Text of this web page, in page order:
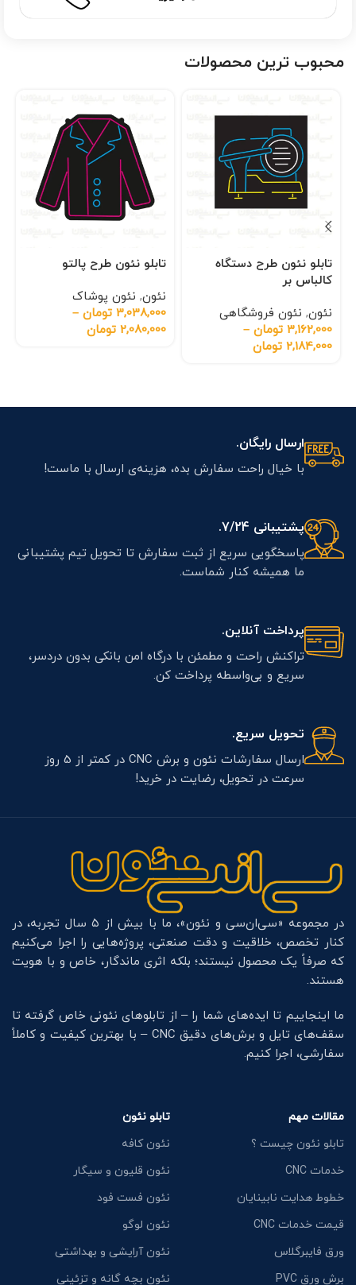
محبوب ترین محصولات
تابلو نئون طرح دستگاه
کالباس بر
نئون, نئون فروشگاهی
3,162,000 تومان –
2,184,000 تومان
تابلو نئون طرح پالتو
نئون, نئون پوشاک
3,038,000 تومان –
2,080,000 تومان
ارسال رایگان.
با خیال راحت سفارش بده، هزینه‌ی ارسال با ماست!
پشتیبانی 7/24.
پاسخگویی سریع از ثبت سفارش تا تحویل تیم پشتیبانی
ما همیشه کنار شماست.
پرداخت آنلاین.
تراکنش راحت و مطمئن با درگاه امن بانکی بدون دردسر،
سریع و بی‌واسطه پرداخت کن.
تحویل سریع.
ارسال سفارشات نئون و برش CNC در کمتر از 5 روز
سرعت در تحویل، رضایت در خرید!
در مجموعه «سی‌ان‌سی و نئون»، ما با بیش از ۵ سال تجربه، در
کنار تخصص، خلاقیت و دقت صنعتی، پروژه‌هایی را اجرا می‌کنیم
که صرفاً یک محصول نیستند؛ بلکه اثری ماندگار، خاص و با هویت
هستند.
ما اینجاییم تا ایده‌های شما را – از تابلوهای نئونی خاص گرفته تا
سقف‌های تایل و برش‌های دقیق CNC – با بهترین کیفیت و کاملاً
سفارشی، اجرا کنیم.
مقالات مهم
تابلو نئون چیست ؟
خدمات CNC
خطوط هدایت نابینایان
قیمت خدمات CNC
ورق فایبرگلاس
برش ورق PVC
تابلو نئون
نئون کافه
نئون قلیون و سیگار
نئون فست فود
نئون لوگو
نئون آرایشی و بهداشتی
نئون بچه گانه و تزئینی